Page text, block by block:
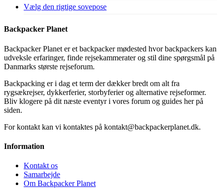
Vælg den rigtige sovepose
Backpacker Planet
Backpacker Planet er et backpacker mødested hvor backpackers kan
udveksle erfaringer, finde rejsekammerater og stil dine spørgsmål på
Danmarks største rejseforum.
Backpacking er i dag et term der dækker bredt om alt fra
rygsækrejser, dykkerferier, storbyferier og alternative rejseformer.
Bliv klogere på dit næste eventyr i vores forum og guides her på
siden.
For kontakt kan vi kontaktes på kontakt@backpackerplanet.dk.
Information
Kontakt os
Samarbejde
Om Backpacker Planet